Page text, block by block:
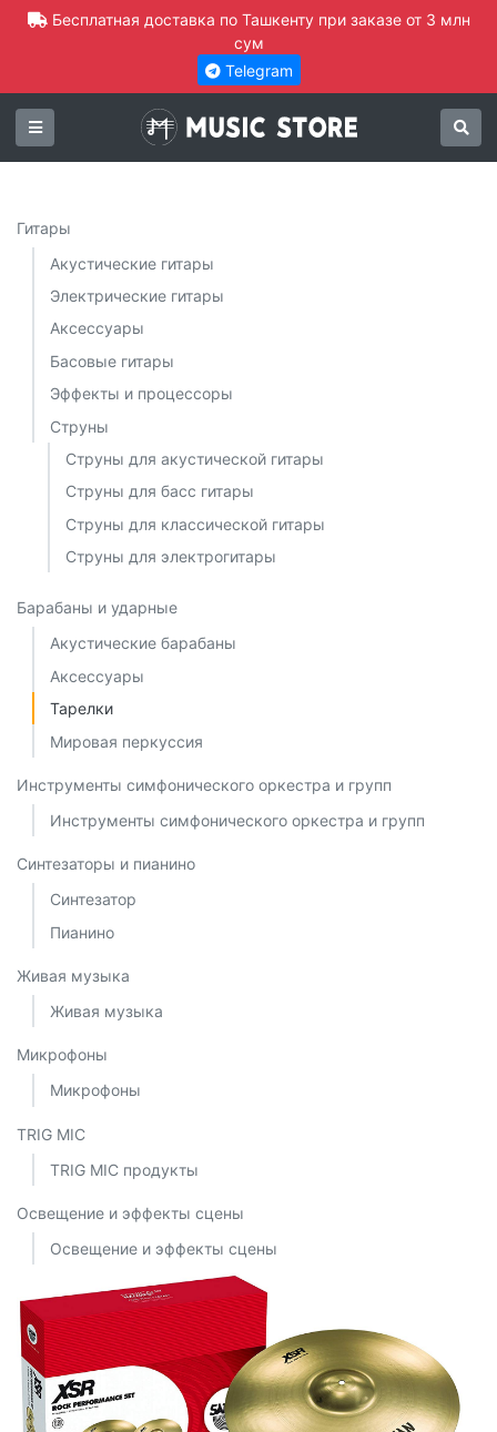
Бесплатная доставка по Ташкенту при заказе от 3 млн
сум
Telegram
Гитары
Акустические гитары
Электрические гитары
Аксессуары
Басовые гитары
Эффекты и процессоры
Струны
Струны для акустической гитары
Струны для басс гитары
Струны для классической гитары
Струны для электрогитары
Барабаны и ударные
Акустические барабаны
Аксессуары
Тарелки
Мировая перкуссия
Инструменты симфонического оркестра и групп
Инструменты симфонического оркестра и групп
Синтезаторы и пианино
Синтезатор
Пианино
Живая музыка
Живая музыка
Микрофоны
Микрофоны
TRIG MIC
TRIG MIC продукты
Освещение и эффекты сцены
Освещение и эффекты сцены